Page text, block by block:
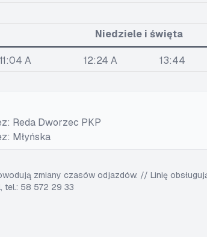
Niedziele i święta
11:04 A 12:24 A 13:44
Reda Dworzec PKP
Młyńska
zmiany czasów odjazdów. // Linię
tel.: 58 572 29 33